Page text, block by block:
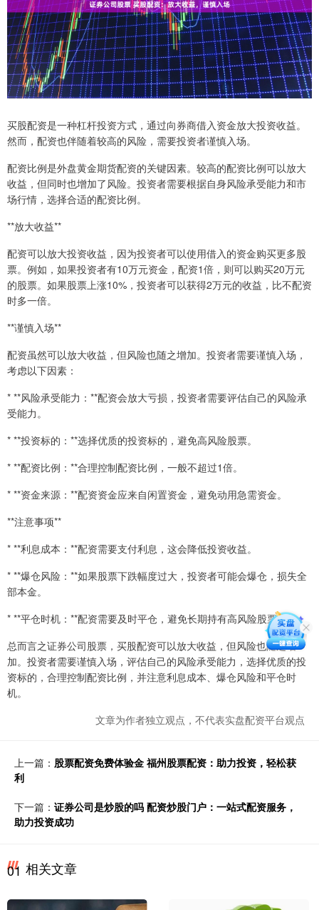
买股配资是一种杠杆投资方式，通过向券商借入资金放大投资收益。
然而，配资也伴随着较高的风险，需要投资者谨慎入场。
配资比例是外盘黄金期货配资的关键因素。较高的配资比例可以放大
收益，但同时也增加了风险。投资者需要根据自身风险承受能力和市
场行情，选择合适的配资比例。
**放大收益**
配资可以放大投资收益，因为投资者可以使用借入的资金购买更多股
票。例如，如果投资者有10万元资金，配资1倍，则可以购买20万元
的股票。如果股票上涨10%，投资者可以获得2万元的收益，比不配资
时多一倍。
**谨慎入场**
配资虽然可以放大收益，但风险也随之增加。投资者需要谨慎入场，
考虑以下因素：
* **风险承受能力：**配资会放大亏损，投资者需要评估自己的风险承
受能力。
* **投资标的：**选择优质的投资标的，避免高风险股票。
* **配资比例：**合理控制配资比例，一般不超过1倍。
* **资金来源：**配资资金应来自闲置资金，避免动用急需资金。
**注意事项**
* **利息成本：**配资需要支付利息，这会降低投资收益。
* **爆仓风险：**如果股票下跌幅度过大，投资者可能会爆仓，损失全
部本金。
* **平仓时机：**配资需要及时平仓，避免长期持有高风险股票。
总而言之证券公司股票，买股配资可以放大收益，但风险也随之增
加。投资者需要谨慎入场，评估自己的风险承受能力，选择优质的投
资标的，合理控制配资比例，并注意利息成本、爆仓风险和平仓时
机。
文章为作者独立观点，不代表实盘配资平台观点
上一篇： 股票配资免费体验金 福州股票配资：助力投资，轻松获
利
下一篇： 证券公司是炒股的吗 配资炒股门户：一站式配资服务，
助力投资成功
01 相关文章